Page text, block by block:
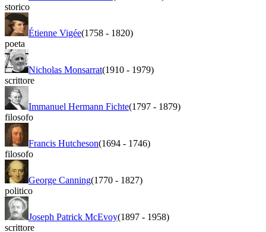
storico
Étienne Vigée(1758 - 1820)
poeta
Nicholas Monsarrat(1910 - 1979)
scrittore
Immanuel Hermann Fichte(1797 - 1879)
filosofo
Francis Hutcheson(1694 - 1746)
filosofo
George Canning(1770 - 1827)
politico
Joseph Patrick McEvoy(1897 - 1958)
scrittore